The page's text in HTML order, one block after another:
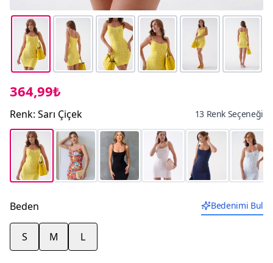
364,99₺
Renk: Sarı Çiçek 13 Renk Seçeneği
Beden Bedenimi Bul
S M L